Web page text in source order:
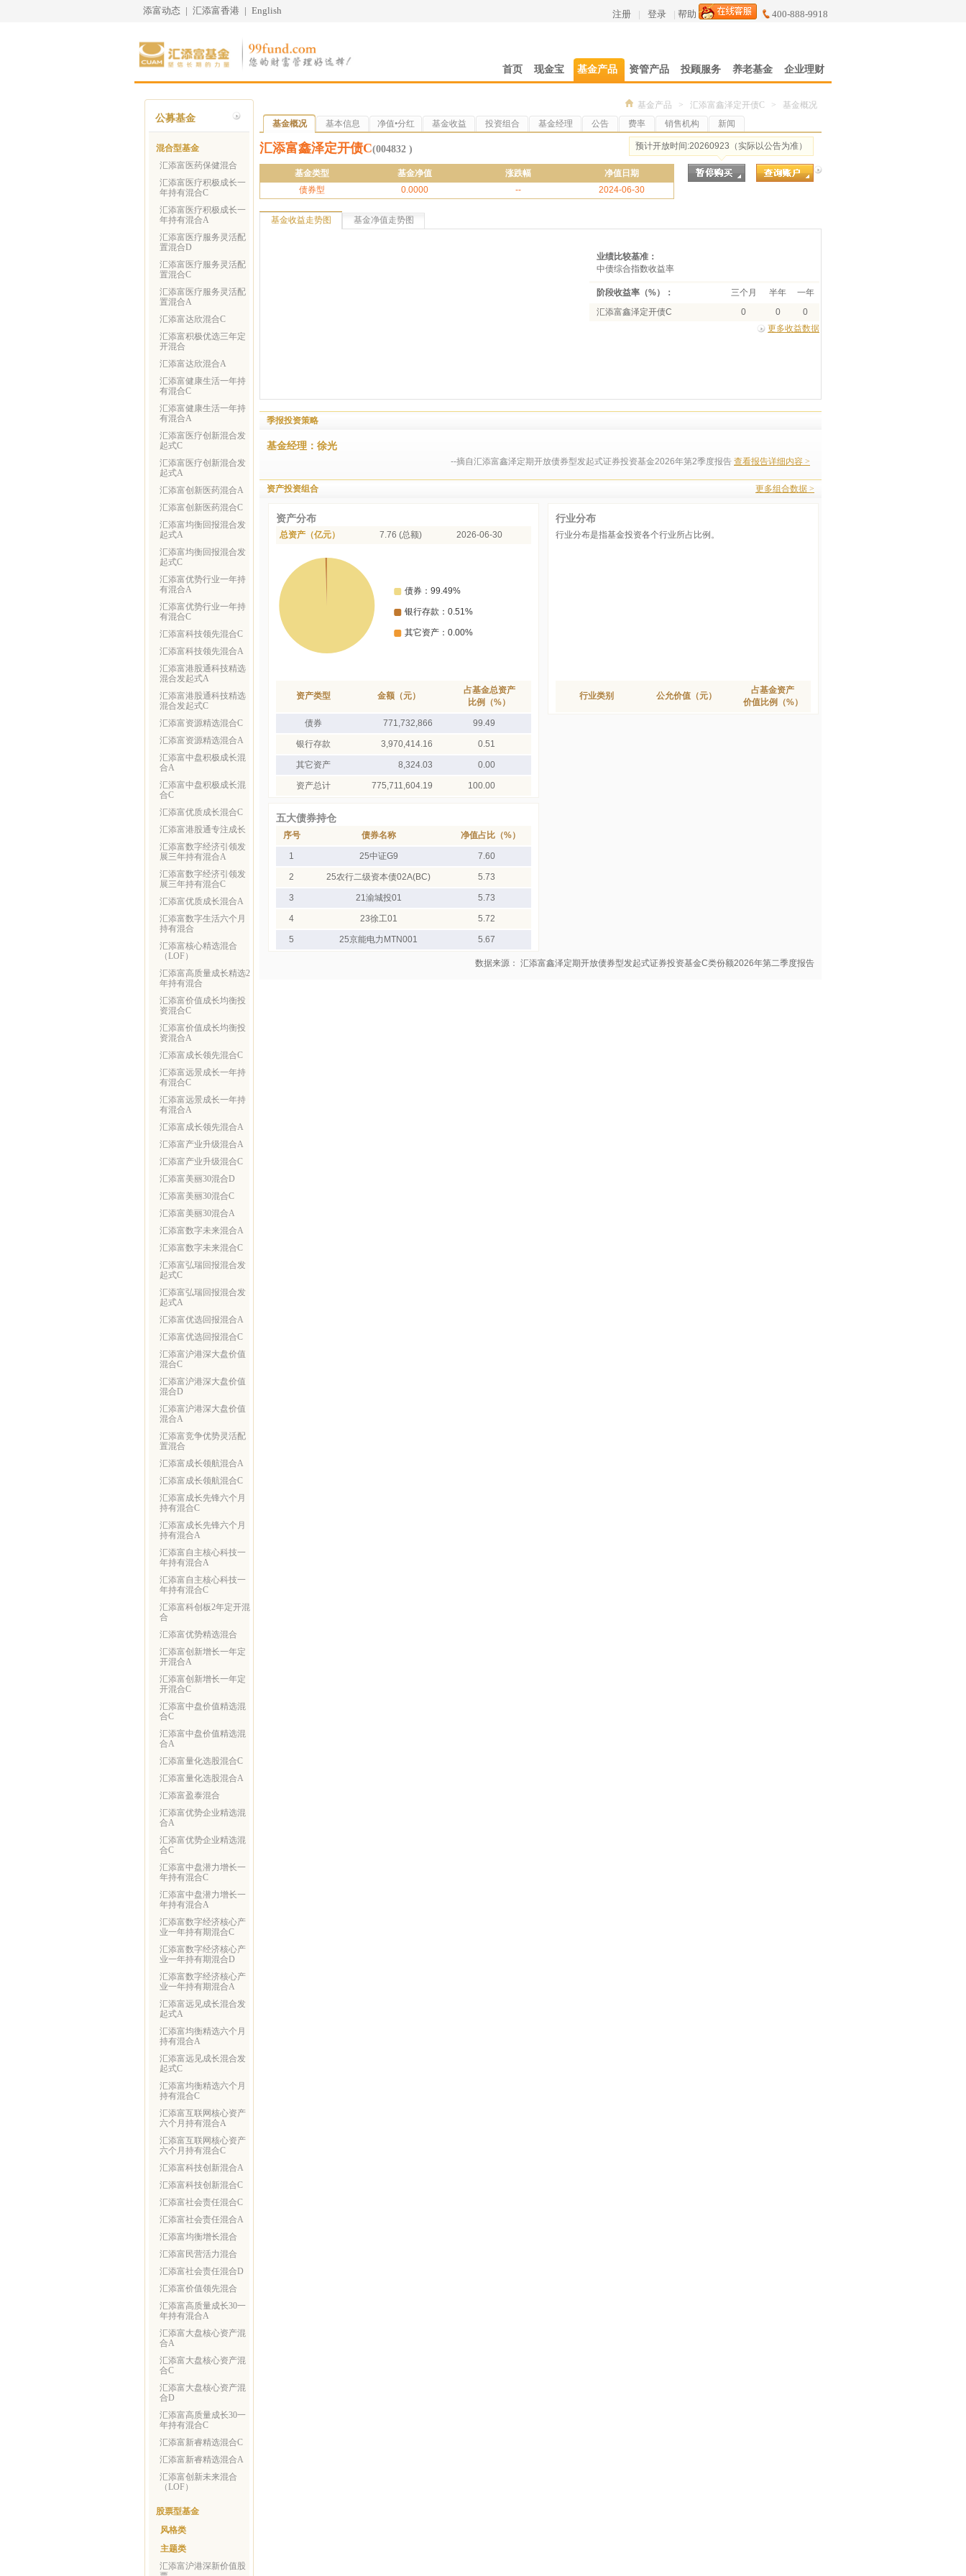
添富动态 | 汇添富香港 | English 注册 | 登录 | 帮助 400-888-9918
首页 现金宝 基金产品 资管产品 投顾服务 养老基金 企业理财
公募基金
混合型基金
汇添富医药保健混合
汇添富医疗积极成长一
年持有混合C
汇添富医疗积极成长一
年持有混合A
汇添富医疗服务灵活配
置混合D
汇添富医疗服务灵活配
置混合C
汇添富医疗服务灵活配
置混合A
汇添富达欣混合C
汇添富积极优选三年定
开混合
汇添富达欣混合A
汇添富健康生活一年持
有混合C
汇添富健康生活一年持
有混合A
汇添富医疗创新混合发
起式C
汇添富医疗创新混合发
起式A
汇添富创新医药混合A
汇添富创新医药混合C
汇添富均衡回报混合发
起式A
汇添富均衡回报混合发
起式C
汇添富优势行业一年持
有混合A
汇添富优势行业一年持
有混合C
汇添富科技领先混合C
汇添富科技领先混合A
汇添富港股通科技精选
混合发起式A
汇添富港股通科技精选
混合发起式C
汇添富资源精选混合C
汇添富资源精选混合A
汇添富中盘积极成长混
合A
汇添富中盘积极成长混
合C
汇添富优质成长混合C
汇添富港股通专注成长
汇添富数字经济引领发
展三年持有混合A
汇添富数字经济引领发
展三年持有混合C
汇添富优质成长混合A
汇添富数字生活六个月
持有混合
汇添富核心精选混合
（LOF）
汇添富高质量成长精选2
年持有混合
汇添富价值成长均衡投
资混合C
汇添富价值成长均衡投
资混合A
汇添富成长领先混合C
汇添富远景成长一年持
有混合C
汇添富远景成长一年持
有混合A
汇添富成长领先混合A
汇添富产业升级混合A
汇添富产业升级混合C
汇添富美丽30混合D
汇添富美丽30混合C
汇添富美丽30混合A
汇添富数字未来混合A
汇添富数字未来混合C
汇添富弘瑞回报混合发
起式C
汇添富弘瑞回报混合发
起式A
汇添富优选回报混合A
汇添富优选回报混合C
汇添富沪港深大盘价值
混合C
汇添富沪港深大盘价值
混合D
汇添富沪港深大盘价值
混合A
汇添富竞争优势灵活配
置混合
汇添富成长领航混合A
汇添富成长领航混合C
汇添富成长先锋六个月
持有混合C
汇添富成长先锋六个月
持有混合A
汇添富自主核心科技一
年持有混合A
汇添富自主核心科技一
年持有混合C
汇添富科创板2年定开混
合
汇添富优势精选混合
汇添富创新增长一年定
开混合A
汇添富创新增长一年定
开混合C
汇添富中盘价值精选混
合C
汇添富中盘价值精选混
合A
汇添富量化选股混合C
汇添富量化选股混合A
汇添富盈泰混合
汇添富优势企业精选混
合A
汇添富优势企业精选混
合C
汇添富中盘潜力增长一
年持有混合C
汇添富中盘潜力增长一
年持有混合A
汇添富数字经济核心产
业一年持有期混合C
汇添富数字经济核心产
业一年持有期混合D
汇添富数字经济核心产
业一年持有期混合A
汇添富远见成长混合发
起式A
汇添富均衡精选六个月
持有混合A
汇添富远见成长混合发
起式C
汇添富均衡精选六个月
持有混合C
汇添富互联网核心资产
六个月持有混合A
汇添富互联网核心资产
六个月持有混合C
汇添富科技创新混合A
汇添富科技创新混合C
汇添富社会责任混合C
汇添富社会责任混合A
汇添富均衡增长混合
汇添富民营活力混合
汇添富社会责任混合D
汇添富价值领先混合
汇添富高质量成长30一
年持有混合A
汇添富大盘核心资产混
合A
汇添富大盘核心资产混
合C
汇添富大盘核心资产混
合D
汇添富高质量成长30一
年持有混合C
汇添富新睿精选混合C
汇添富新睿精选混合A
汇添富创新未来混合
（LOF）
股票型基金
风格类
主题类
汇添富沪港深新价值股
基金产品 > 汇添富鑫泽定开债C > 基金概况
基金概况 基本信息 净值•分红 基金收益 投资组合 基金经理 公告 费率 销售机构 新闻
汇添富鑫泽定开债C(004832 ) 预计开放时间:20260923（实际以公告为准）
基金类型 基金净值 涨跌幅
净值日期
债券型
0.0000 -- 2024-06-30
基金收益走势图 基金净值走势图
业绩比较基准：
中债综合指数收益率
阶段收益率（%）： 三个月 半年 一年
汇添富鑫泽定开债C 0 0
0
更多收益数据
季报投资策略
基金经理：徐光
--摘自汇添富鑫泽定期开放债券型发起式证券投资基金2026年第2季度报告 查看报告详细内容 >
资产投资组合 更多组合数据 >
资产分布
总资产（亿元） 7.76 (总额) 2026-06-30
资产类型 金额（元）
占基金总资产
比例（%）
债券 771,732,866 99.49
银行存款 3,970,414.16 0.51
其它资产 8,324.03 0.00
资产总计 775,711,604.19 100.00
行业分布
行业分布是指基金投资各个行业所占比例。
行业类别 公允价值（元）
占基金资产
价值比例（%）
五大债券持仓
序号 债券名称 净值占比（%）
1 25中证G9 7.60
2 25农行二级资本债02A(BC) 5.73
3 21渝城投01 5.73
4 23徐工01 5.72
5 25京能电力MTN001 5.67
数据来源： 汇添富鑫泽定期开放债券型发起式证券投资基金C类份额2026年第二季度报告